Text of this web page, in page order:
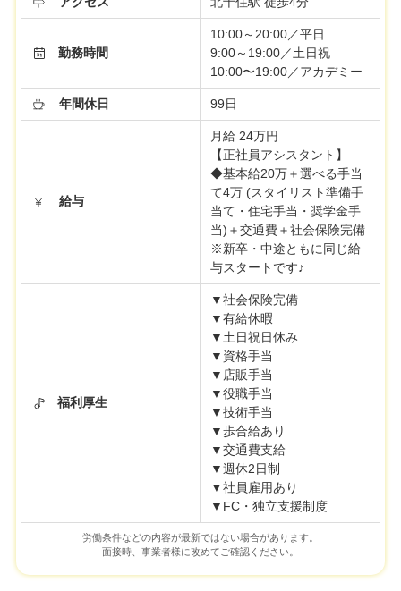
勤務時間
10:00～20:00／平日
9:00～19:00／土日祝
10:00〜19:00／アカデミー
年間休日 99日
給与
月給 24万円
【正社員アシスタント】
◆基本給20万＋選べる手当
て4万 (スタイリスト準備手
当て・住宅手当・奨学金手
当)＋交通費＋社会保険完備
※新卒・中途ともに同じ給
与スタートです♪
福利厚生
▼社会保険完備
▼有給休暇
▼土日祝日休み
▼資格手当
▼店販手当
▼役職手当
▼技術手当
▼歩合給あり
▼交通費支給
▼週休2日制
▼社員雇用あり
▼FC・独立支援制度
労働条件などの内容が最新ではない場合があります。
面接時、事業者様に改めてご確認ください。